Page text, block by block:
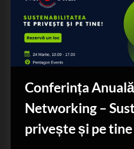
Conferința
Networking –
privește și pe tine